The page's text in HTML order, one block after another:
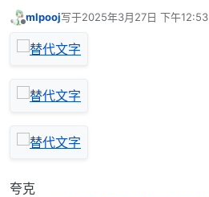
mlpooj写于2025年3月27日 下午12:53
最后由 编辑
夸克